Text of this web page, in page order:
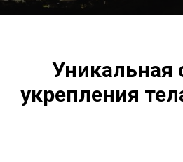
Уникальная
укрепления